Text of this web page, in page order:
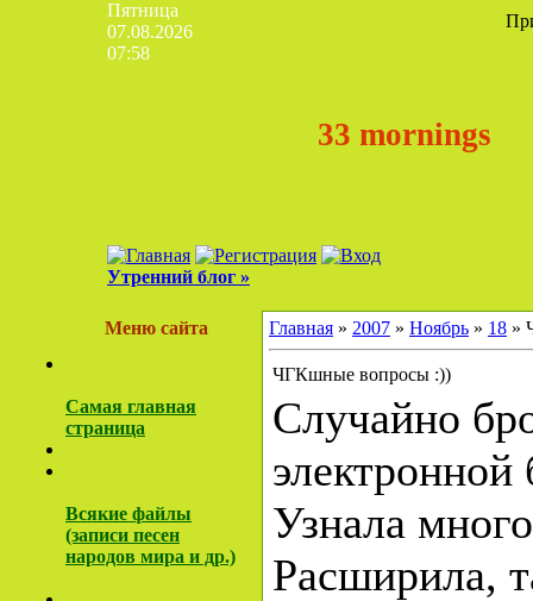
Пятница
07.08.2026
07:58
33 mornings
Утренний блог »
Меню сайта
Самая главная
страница
Всякие файлы
(записи песен
народов мира и др.)
Главная » 2007 » Ноябрь » 18 »
ЧГКшные вопросы :))
Случайно
электронной
Узнала
Расширила,